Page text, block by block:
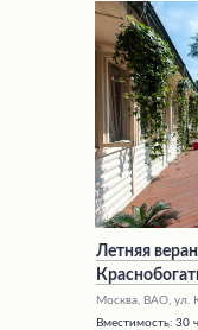
Летняя
Москва, ВАО, ул.
Вместимость: 30